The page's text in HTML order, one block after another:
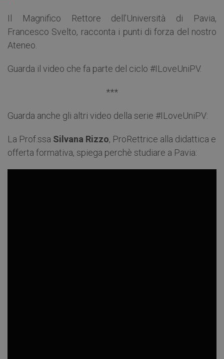
Il Magnifico Rettore dell’Università di Pavia,
Francesco Svelto, racconta i punti di forza del nostro
Ateneo.
Guarda il video che fa parte del ciclo #ILoveUniPV.
***
Guarda anche gli altri video della serie #ILoveUniPV:
La Prof.ssa Silvana Rizzo, ProRettrice alla didattica e
offerta formativa, spiega perchè studiare a Pavia: